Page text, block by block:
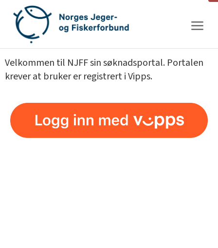
innhold
Velkommen til NJFF sin søknadsportal. Portalen
krever at bruker er registrert i Vipps.